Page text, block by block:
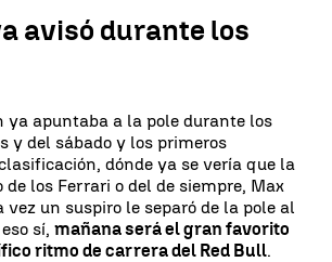
avisó durante los
ya apuntaba a la pole durante los
y del sábado y los primeros
dónde ya se vería que la
de los Ferrari o del de siempre, Max
vez un suspiro le separó de la pole al
sí, mañana será el gran favorito
ritmo de carrera del Red Bull.